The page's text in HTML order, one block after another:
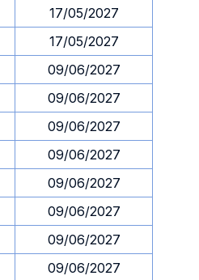
17/05/2027
17/05/2027
09/06/2027
09/06/2027
09/06/2027
09/06/2027
09/06/2027
09/06/2027
09/06/2027
09/06/2027